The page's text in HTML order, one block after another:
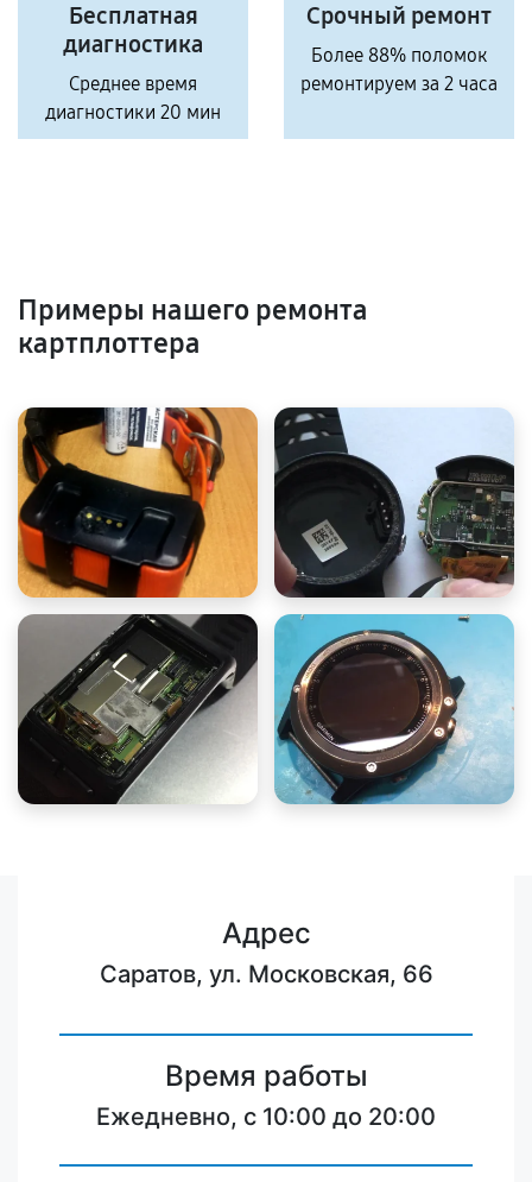
Бесплатная
диагностика
Среднее время
диагностики 20 мин
Срочный ремонт
Более 88% поломок
ремонтируем за 2 часа
Примеры нашего ремонта
картплоттера
Адрес
Саратов, ул. Московская, 66
Время работы
Ежедневно, с 10:00 до 20:00